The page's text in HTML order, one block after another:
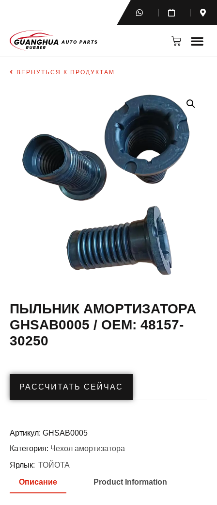
ВЕРНУТЬСЯ К ПРОДУКТАМ
ПЫЛЬНИК АМОРТИЗАТОРА
GHSAB0005 / OEM: 48157-
30250
РАССЧИТАТЬ СЕЙЧАС
Артикул: GHSAB0005
Категория: Чехол амортизатора
Ярлык: ТОЙОТА
Описание Product Information